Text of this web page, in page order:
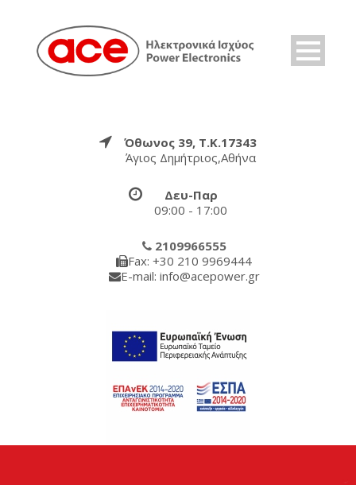
Όθωνος 39, Τ.Κ.17343
Άγιος Δημήτριος,Αθήνα
Δευ-Παρ
09:00 - 17:00
2109966555
Fax: +30 210 9969444
E-mail: info@acepower.gr